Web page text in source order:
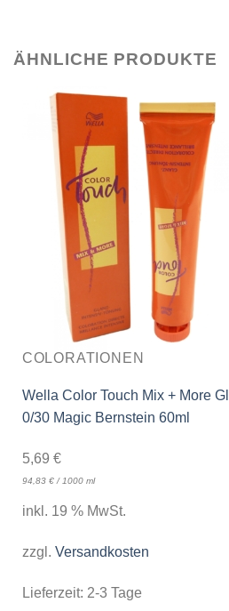
ÄHNLICHE PRODUKTE
COLORATIONEN
Wella Color Touch Mix + More
0/30 Magic Bernstein 60ml
5,69 €
94,83 €/1000 ml
inkl. 19 % MwSt.
zzgl. Versandkosten
Lieferzeit: 2-3 Tage